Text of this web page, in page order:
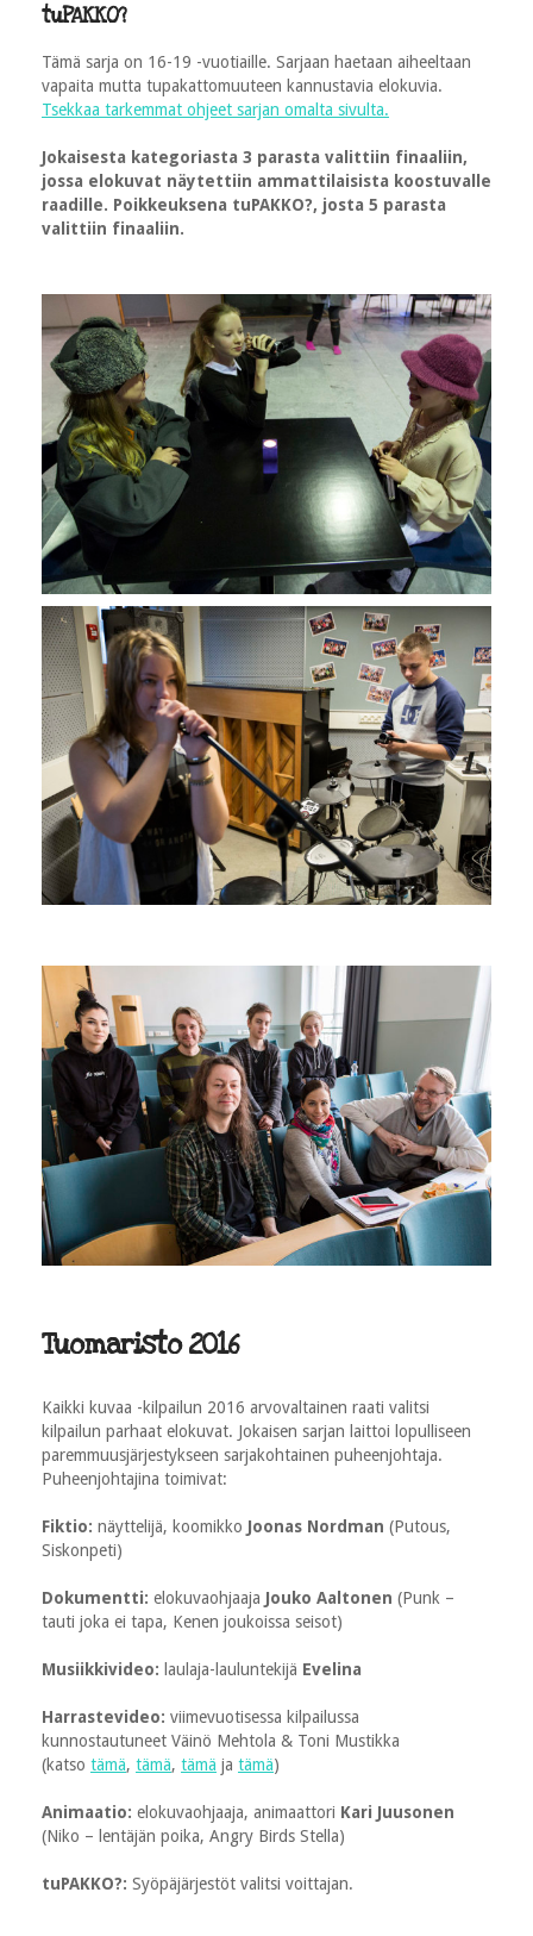
tuPAKKO?
Tämä sarja on 16-19 -vuotiaille. Sarjaan haetaan aiheeltaan
vapaita mutta tupakattomuuteen kannustavia elokuvia.
Tsekkaa tarkemmat ohjeet sarjan omalta sivulta.
Jokaisesta kategoriasta 3 parasta valittiin finaaliin,
jossa elokuvat näytettiin ammattilaisista koostuvalle
raadille. Poikkeuksena tuPAKKO?, josta 5 parasta
valittiin finaaliin.
Tuomaristo 2016
Kaikki kuvaa -kilpailun 2016 arvovaltainen raati valitsi
kilpailun parhaat elokuvat. Jokaisen sarjan laittoi lopulliseen
paremmuusjärjestykseen sarjakohtainen puheenjohtaja.
Puheenjohtajina toimivat:
Fiktio: näyttelijä, koomikko Joonas Nordman (Putous,
Siskonpeti)
Dokumentti: elokuvaohjaaja Jouko Aaltonen (Punk –
tauti joka ei tapa, Kenen joukoissa seisot)
Musiikkivideo: laulaja-lauluntekijä Evelina
Harrastevideo: viimevuotisessa kilpailussa
kunnostautuneet Väinö Mehtola & Toni Mustikka
(katso tämä, tämä, tämä ja tämä)
Animaatio: elokuvaohjaaja, animaattori Kari Juusonen
(Niko – lentäjän poika, Angry Birds Stella)
tuPAKKO?: Syöpäjärjestöt valitsi voittajan.